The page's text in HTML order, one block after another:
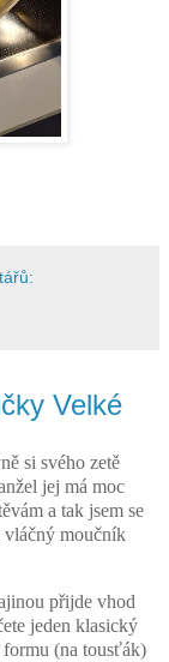
Velké
si svého zetě
jej má moc
a tak jsem se
vláčný moučník
přijde vhod
jeden klasický
(na tousťák)